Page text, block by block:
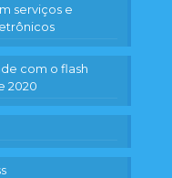
serviços e
com o flash
2020